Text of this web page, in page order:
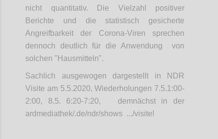
nicht quantitativ. Die Vielzahl positiver
Berichte und die statistisch gesicherte
Angreifbarkeit der Corona-Viren sprechen
dennoch deutlich für die Anwendung von
solchen "Hausmitteln".
Sachlich ausgewogen dargestellt in NDR
Visite am 5.5.2020, Wiederholungen 7.5.1:00-
2:00, 8.5. 6:20-7:20, demnächst in der
ardmediathek/.de/ndr/shows .../visite!